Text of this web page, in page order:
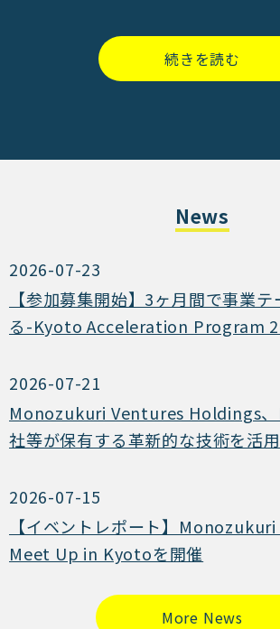
続きを読む
News
2026-07-23
【参加募集開始】3ヶ月間で事業
る-Kyoto Acceleration Program
2026-07-21
Monozukuri Ventures Holdings、
社等が保有する革新的な技術を活
2026-07-15
【イベントレポート】
Meet Up in Kyotoを開催
More News